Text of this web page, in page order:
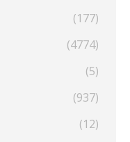
(177)
(4774)
(5)
(937)
(12)